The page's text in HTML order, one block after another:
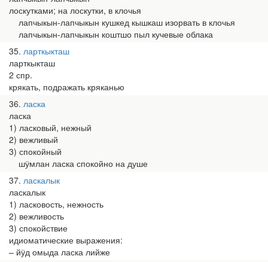
лоскутками; на лоскутки, в клочья
лапчыкын-лапчыкын кушкед кышкаш изорвать в клочья
лапчыкын-лапчыкын коштшо пыл кучевые облака
35 ларткыкташ
ларткыкташ
2 спр.
крякать, подражать кряканью
36 ласка
ласка
1) ласковый, нежный
2) вежливый
3) спокойный
шӱмлан ласка спокойно на душе
37 ласкалык
ласкалык
1) ласковость, нежность
2) вежливость
3) спокойствие
идиоматические выражения:
– йӱд омыда ласка лийже